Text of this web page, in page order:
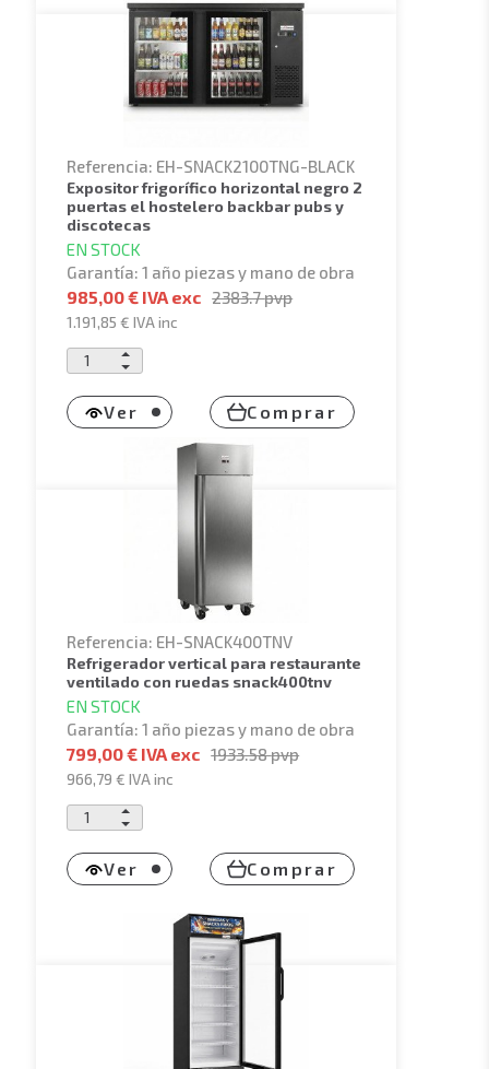
Referencia: EH-SNACK2100TNG-BLACK
expositor frigorífico horizontal negro 2
puertas el hostelero backbar pubs y
discotecas
EN STOCK
Garantía: 1 año piezas y mano de obra
985,00 € IVA exc 2383.7pvp
1.191,85 €IVA inc
Ver Comprar
Referencia: EH-SNACK400TNV
refrigerador vertical para restaurante
ventilado con ruedas snack400tnv
EN STOCK
Garantía: 1 año piezas y mano de obra
799,00 € IVA exc 1933.58pvp
966,79 €IVA inc
Ver Comprar